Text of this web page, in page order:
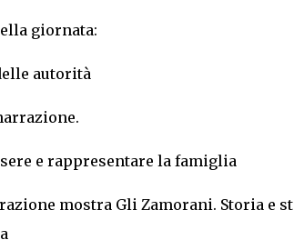
giornata:
autorità
e rappresentare la famiglia
mostra Gli Zamorani. Storia e